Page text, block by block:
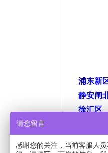
扫
浦东新
静安闸
徐汇区
请您留言
感谢您的关注，当前客服人